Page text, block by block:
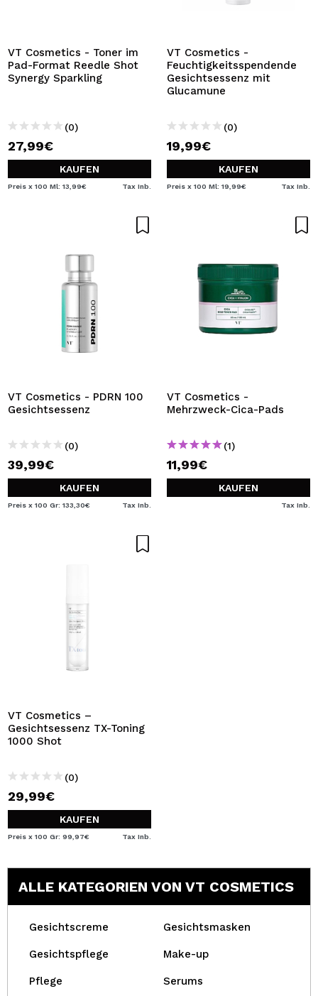
VT Cosmetics - Toner im
Pad-Format Reedle Shot
Synergy Sparkling
(0)
27,99€
KAUFEN
Preis x 100 Ml: 13,99€ Tax Inb.
VT Cosmetics -
Feuchtigkeitsspendende
Gesichtsessenz mit
Glucamune
(0)
19,99€
KAUFEN
Preis x 100 Ml: 19,99€ Tax Inb.
VT Cosmetics - PDRN 100
Gesichtsessenz
(0)
39,99€
KAUFEN
Preis x 100 Gr: 133,30€ Tax Inb.
VT Cosmetics -
Mehrzweck-Cica-Pads
(1)
11,99€
KAUFEN
Tax Inb.
VT Cosmetics –
Gesichtsessenz TX-Toning
1000 Shot
(0)
29,99€
KAUFEN
Preis x 100 Gr: 99,97€ Tax Inb.
ALLE KATEGORIEN VON VT COSMETICS
Gesichtscreme Gesichtsmasken
Gesichtspflege Make-up
Pflege Serums